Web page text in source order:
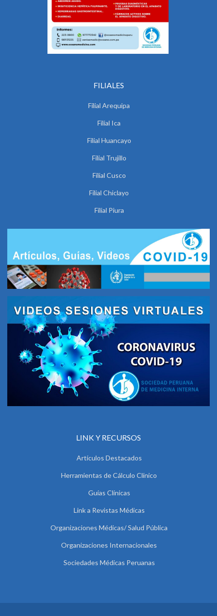
FILIALES
Filial Arequipa
Filial Ica
Filial Huancayo
Filial Trujillo
Filial Cusco
Filial Chiclayo
Filial Piura
LINK Y RECURSOS
Artículos Destacados
Herramientas de Cálculo Clínico
Guías Clínicas
Link a Revistas Médicas
Organizaciones Médicas/ Salud Pública
Organizaciones Internacionales
Sociedades Médicas Peruanas